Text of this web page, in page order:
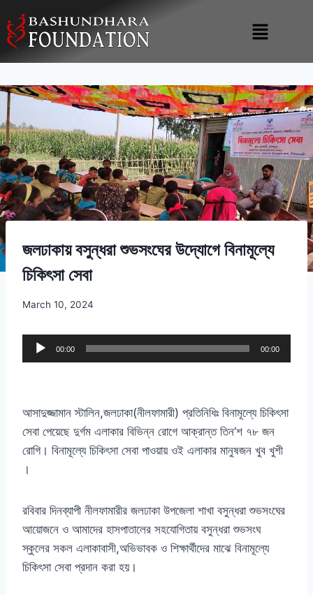
জলঢাকায় বসুন্ধরা শুভসংঘের উদ্যোগে বিনামূল্যে
চিকিৎসা সেবা
March 10, 2024
u
o
P
l
a
e
r
00:00 00:00
আসাদুজ্জামান স্টালিন,জলঢাকা(নীলফামারী) প্রতিনিধিঃ বিনামূল্যে চিকিৎসা
সেবা পেয়েছে দুর্গম এলাকার বিভিন্ন রোগে আক্রান্ত তিন’শ ৭৮ জন
রোগি। বিনামূল্যে চিকিৎসা সেবা পাওয়ায় ওই এলাকার মানুষজন খুব খুশী
।
রবিবার দিনব্যাপী নীলফামারীর জলঢাকা উপজেলা শাখা বসুন্ধরা শুভসংঘের
আয়োজনে ও আমাদের হাসপাতালের সহযোগিতায় বসুন্ধরা শুভসংঘ
স্কুলের সকল এলাকাবাসী,অভিভাবক ও শিক্ষার্থীদের মাঝে বিনামূল্যে
চিকিৎসা সেবা প্রদান করা হয়।